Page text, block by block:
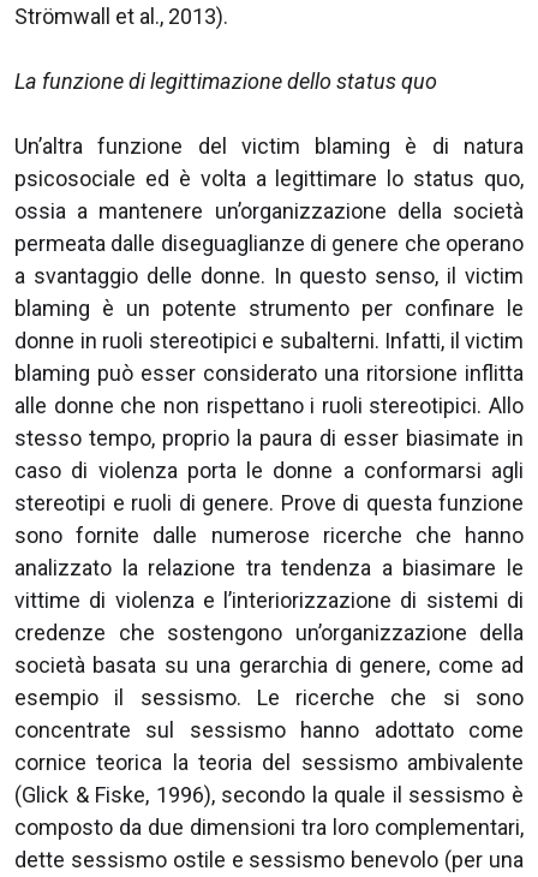
Strömwall et al., 2013).
La funzione di legittimazione dello status quo
Un’altra funzione del victim blaming è di natura
psicosociale ed è volta a legittimare lo status quo,
ossia a mantenere un’organizzazione della società
permeata dalle diseguaglianze di genere che operano
a svantaggio delle donne. In questo senso, il victim
blaming è un potente strumento per confinare le
donne in ruoli stereotipici e subalterni. Infatti, il victim
blaming può esser considerato una ritorsione inflitta
alle donne che non rispettano i ruoli stereotipici. Allo
stesso tempo, proprio la paura di esser biasimate in
caso di violenza porta le donne a conformarsi agli
stereotipi e ruoli di genere. Prove di questa funzione
sono fornite dalle numerose ricerche che hanno
analizzato la relazione tra tendenza a biasimare le
vittime di violenza e l’interiorizzazione di sistemi di
credenze che sostengono un’organizzazione della
società basata su una gerarchia di genere, come ad
esempio il sessismo. Le ricerche che si sono
concentrate sul sessismo hanno adottato come
cornice teorica la teoria del sessismo ambivalente
(Glick & Fiske, 1996), secondo la quale il sessismo è
composto da due dimensioni tra loro complementari,
dette sessismo ostile e sessismo benevolo (per una